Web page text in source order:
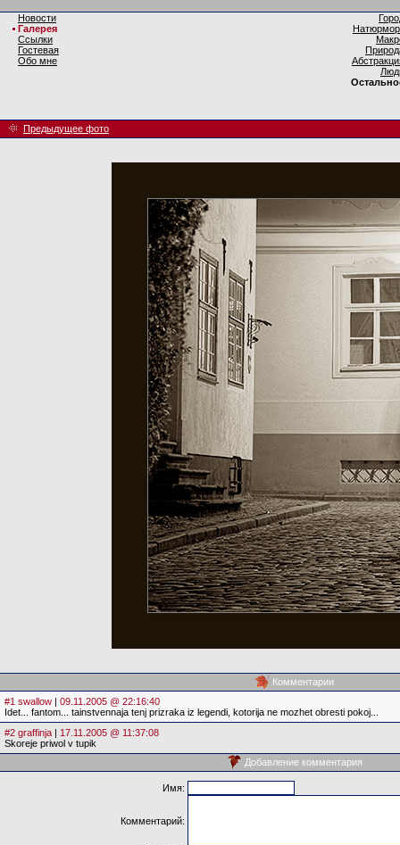
Новости
Галерея
Ссылки
Гостевая
Обо мне
Предыдущее фото
Комментарии
#1 swallow | 09.11.2005 @ 22:16:40
Idet... fantom... tainstvennaja tenj prizraka iz legendi, kotorija ne mozhet obresti pokoj...
#2 graffinja | 17.11.2005 @ 11:37:08
Skoreje priwol v tupik
Добавление комментария
Имя:
Комментарий: